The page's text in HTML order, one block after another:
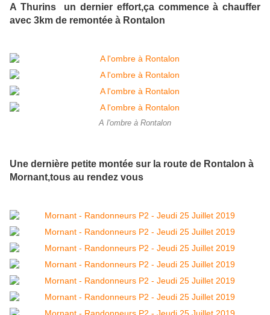
A Thurins un dernier effort,ça commence à chauffer
avec 3km de remontée à Rontalon
A l'ombre à Rontalon
Une dernière petite montée sur la route de Rontalon à
Mornant,tous au rendez vous